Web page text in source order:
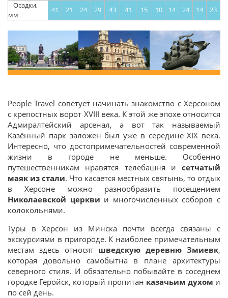
Осадки,
мм
41 21 24 29 43 41 15 10 14 24 14 23
People Travel советует начинать знакомство с Херсоном
с крепостных ворот XVIII века. К этой же эпохе относится
Адмиралтейский арсенал, а вот так называемый
Казённый парк заложен был уже в середине XIX века.
Интересно, что достопримечательностей современной
жизни в городе не меньше. Особенно
путешественникам нравятся телебашня и сетчатый
маяк из стали. Что касается местных святынь, то отдых
в Херсоне можно разнообразить посещением
Николаевской церкви и многочисленных соборов с
колокольнями.
Туры в Херсон из Минска почти всегда связаны с
экскурсиями в пригороде. К наиболее примечательным
местам здесь относят шведскую деревню Змиевк,
которая довольно самобытна в плане архитектуры
северного стиля. И обязательно побывайте в соседнем
городке Геройск, который пропитан казачьим духом и
по сей день.